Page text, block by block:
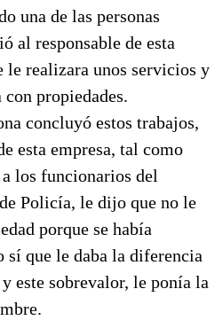
una de las personas
al responsable de esta
le realizara unos servicios y
con propiedades.
concluyó estos trabajos,
esta empresa, tal como
los funcionarios del
Policía, le dijo que no le
porque se había
sí que le daba la diferencia
este sobrevalor, le ponía la